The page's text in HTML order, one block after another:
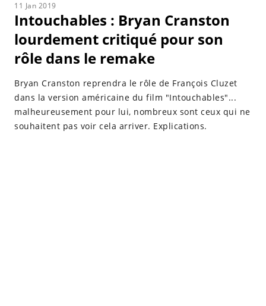
11 Jan 2019
Intouchables : Bryan Cranston
lourdement critiqué pour son
rôle dans le remake
Bryan Cranston reprendra le rôle de François Cluzet
dans la version américaine du film "Intouchables"...
malheureusement pour lui, nombreux sont ceux qui ne
souhaitent pas voir cela arriver. Explications.